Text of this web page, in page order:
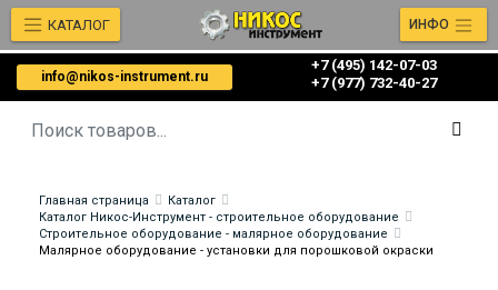
info@nikos-instrument.ru
+7 (495) 142-07-03
‎‎+7 (977) 732-40-27
КАТАЛОГ ИНФО
Главная страница
Каталог
Каталог Никос-Инструмент - строительное оборудование
Строительное оборудование - малярное оборудование
Малярное оборудование - установки для порошковой окраски